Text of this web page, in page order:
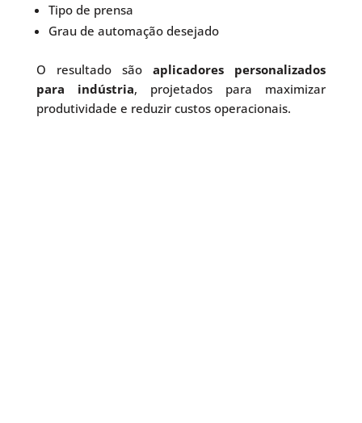
Tipo de prensa
Grau de automação desejado
O resultado sãoaplicadores personalizados
para indústria, projetados para maximizar
produtividade e reduzir custos operacionais.